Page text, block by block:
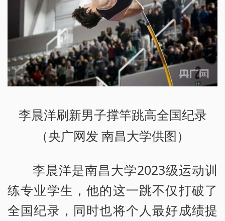
李晨洋刷新男子撑竿跳高全国纪录
（央广网发 南昌大学供图）
李晨洋是南昌大学2023级运动训
练专业学生，他的这一跳不仅打破了
全国纪录，同时也将个人最好成绩提